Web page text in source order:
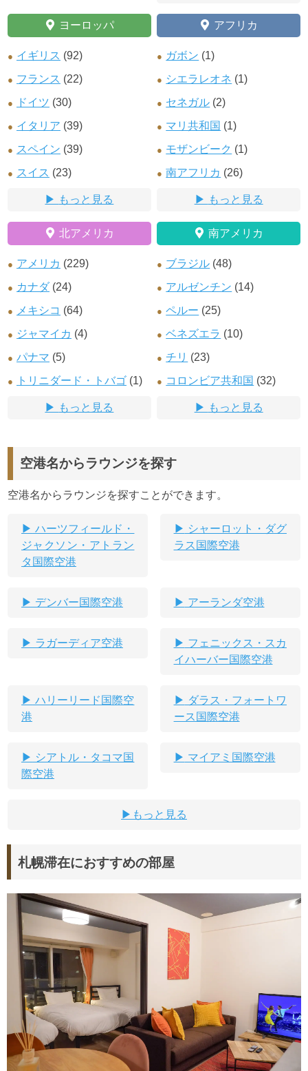
ヨーロッパ
イギリス (92)
フランス (22)
ドイツ (30)
イタリア (39)
スペイン (39)
スイス (23)
もっと見る
アフリカ
ガボン (1)
シエラレオネ (1)
セネガル (2)
マリ共和国 (1)
モザンビーク (1)
南アフリカ (26)
もっと見る
北アメリカ
アメリカ (229)
カナダ(24)
メキシコ (64)
ジャマイカ (4)
パナマ (5)
トリニダード・トバゴ (1)
もっと見る
南アメリカ
ブラジル (48)
アルゼンチン (14)
ペルー (25)
ベネズエラ (10)
チリ (23)
コロンビア共和国 (32)
もっと見る
空港名からラウンジを探す
空港名からラウンジを探すことができます。
ハーツフィールド・
ジャクソン・アトラン
タ国際空港
シャーロット・ダグ
ラス国際空港
デンバー国際空港 アーランダ空港
ラガーディア空港
フェニックス・スカ
イハーバー国際空港
ハリーリード国際空
港
ダラス・フォートワ
ース国際空港
シアトル・タコマ国
際空港
マイアミ国際空港
もっと見る
札幌滞在におすすめの部屋